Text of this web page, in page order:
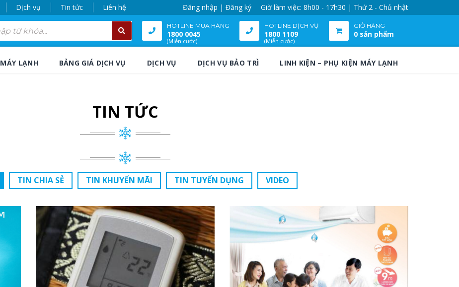
Dịch vụ Tin tức Liên hệ Đăng nhập | Đăng ký Giờ làm việc: 8h00 - 17h30 | Thứ 2 - Chủ nhật
HOTLINE MUA HÀNG
1800 0045
(Miễn cước)
HOTLINE DỊCH VỤ
1800 1109
(Miễn cước)
GIỎ HÀNG
0 sản phẩm
MÁY LẠNH BẢNG GIÁ DỊCH VỤ DỊCH VỤ DỊCH VỤ BẢO TRÌ LINH KIỆN – PHỤ KIỆN MÁY LẠNH
TIN TỨC
TIN CHIA SẺ TIN KHUYẾN MÃI TIN TUYỂN DỤNG VIDEO